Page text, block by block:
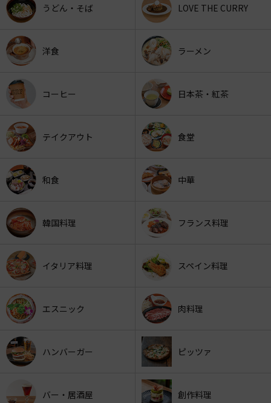
うどん・そば LOVE THE CURRY
洋食 ラーメン
コーヒー 日本茶・紅茶
テイクアウト 食堂
和食 中華
韓国料理 フランス料理
イタリア料理 スペイン料理
エスニック 肉料理
ハンバーガー ピッツァ
バー・居酒屋 創作料理